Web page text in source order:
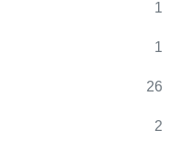
1
1
26
2